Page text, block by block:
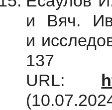
и Вяч.
и
137
URL: